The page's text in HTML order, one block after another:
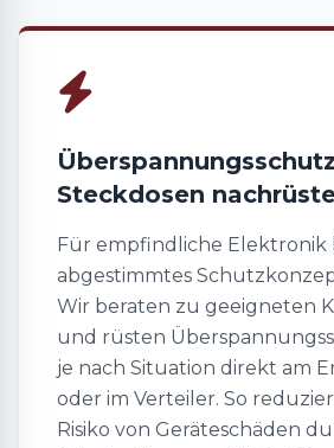
Steckdosen
Für empfindliche Elektronik
abgestimmtes
Wir beraten zu geeigneten
und rüsten
je nach Situation direkt am
oder im Verteiler. So
Risiko von Geräteschäden